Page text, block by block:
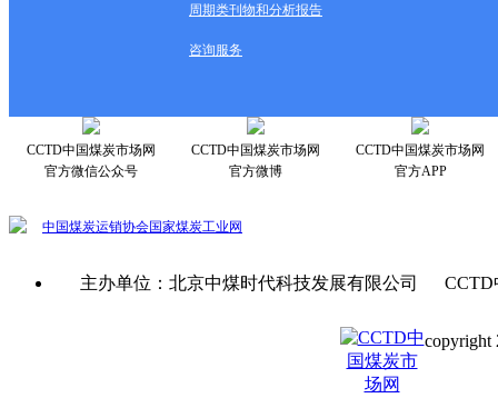
周期类刊物和分析报告
咨询服务
CCTD中国煤炭市场网
官方微信公众号
CCTD中国煤炭市场网
官方微博
CCTD中国煤炭市场网
官方APP
中国煤炭运销协会国家煤炭工业网
主办单位：北京中煤时代科技发展有限公司
copyright